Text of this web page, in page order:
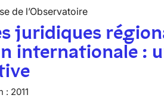
de l’Observatoire
juridiques
internationale :
: 2011